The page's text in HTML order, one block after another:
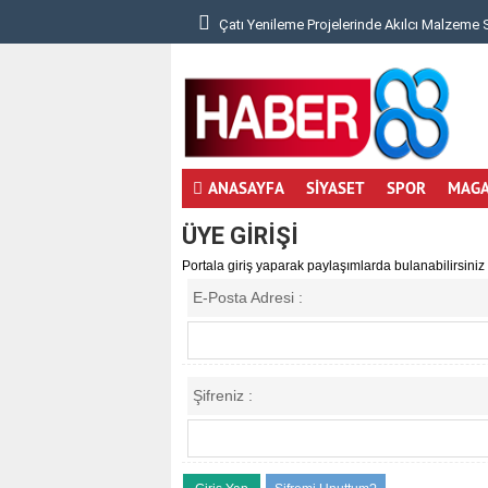
Çatı Yenileme Projelerinde Akılcı Malzeme
ANASAYFA SİYASET SPOR
ÜYE GİRİŞİ
Portala giriş yaparak paylaşımlarda bulanabilirsiniz
E-Posta Adresi :
Şifreniz :